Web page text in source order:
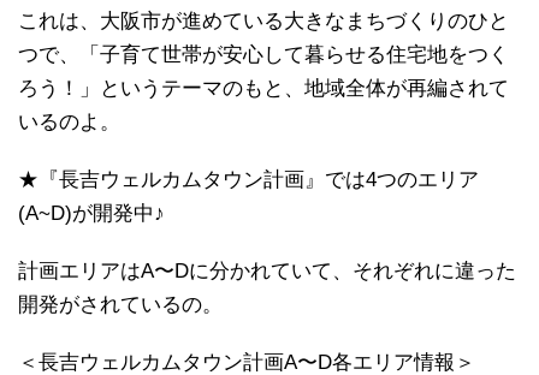
これは、大阪市が進めている大きなまちづくりのひと
つで、「子育て世帯が安心して暮らせる住宅地をつく
ろう！」というテーマのもと、地域全体が再編されて
いるのよ。
★『長吉ウェルカムタウン計画』では4つのエリア
(A~D)が開発中♪
計画エリアはA〜Dに分かれていて、それぞれに違った
開発がされているの。
＜長吉ウェルカムタウン計画A〜D各エリア情報＞